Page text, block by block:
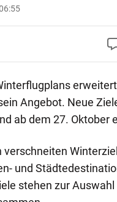
Angebot. Neue
ab dem 27. Oktober
verschneiten
und
stehen zur Auswahl